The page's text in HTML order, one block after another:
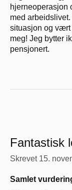
hjerneoperasjon
med
situasjon og vært
meg! Jeg bytter
pensjonert.
Fantastisk
Skrevet 15.
Samlet